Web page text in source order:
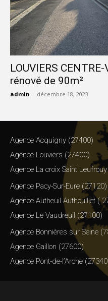
LOUVIERS
rénové de 90m²
admin - décembre 18, 2023
Agence Acquigny (27400)
Agence Louviers (27400)
Agence La croix Saint
Agence Pacy-Sur-Eure (27120)
Agence Autheuil Authouillet (
Agence Le Vaudreuil (27100)
Agence Bonnières sur Seine
Agence Gaillon (27600)
Agence Pont-de-l’Arche